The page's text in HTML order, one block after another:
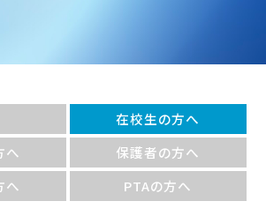
在校生の方へ
へ
保護者の方へ
へ
PTAの方へ